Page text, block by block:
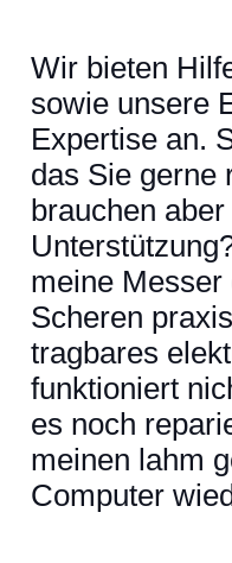
Wir bieten
sowie unsere
Expertise an.
das Sie gerne
brauchen
meine Messer
Scheren
tragbares
funktioniert
es noch
meinen lahm
Computer